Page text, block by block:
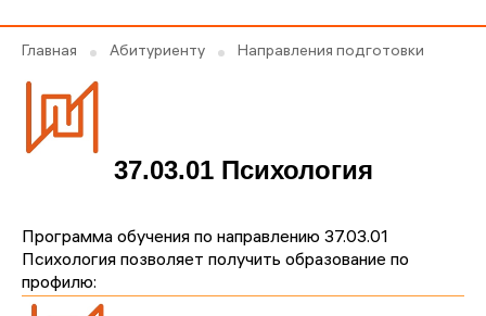
Главная Абитуриенту Направления подготовки
37.03.01 Психология
Программа обучения по направлению 37.03.01
Психология позволяет получить образование по
профилю: